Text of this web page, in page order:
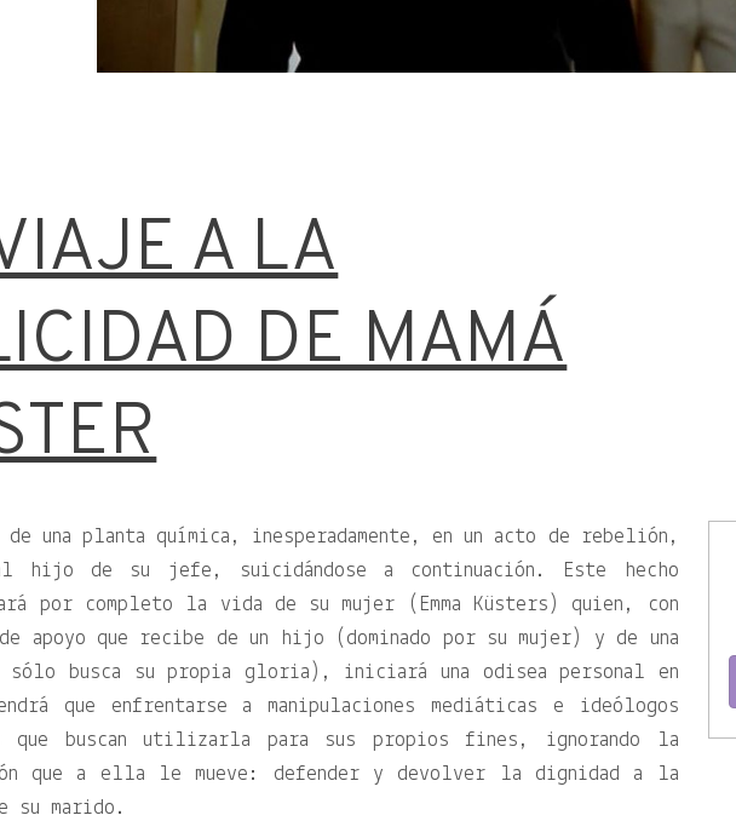
A LA
DE MAMÁ
de una planta química, inesperadamente, en un acto de rebelión,
hijo de su jefe, suicidándose a continuación. Este hecho
por completo la vida de su mujer (Emma Küsters) quien, con
apoyo que recibe de un hijo (dominado por su mujer) y de una
sólo busca su propia gloria), iniciará una odisea personal en
que enfrentarse a manipulaciones mediáticas e ideólogos
buscan utilizarla para sus propios fines, ignorando la
que a ella le mueve: defender y devolver la dignidad a la
su marido.